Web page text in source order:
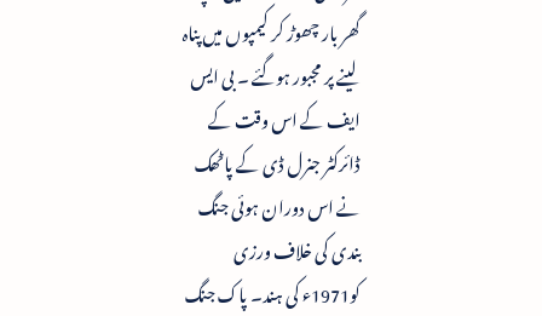
گھر بار چھوڑ کر کیمپوں میں پناہ
لینے پر مجبور ہوگئے ۔ بی ایس
ایف کے اس وقت کے
ڈائرکٹر جنرل ڈی کے پاٹھک
نے اس دوران ہوئی جنگ
بندی کی خلاف ورزی
کو1971ء کی ہند۔ پاک جنگ